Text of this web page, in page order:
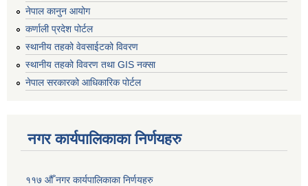
नेपाल कानुन आयोग
कर्णाली प्रदेश पोर्टल
स्थानीय तहको वेवसाईटको विवरण
स्थानीय तहको विवरण तथा GIS नक्सा
नेपाल सरकारको आधिकारिक पोर्टल
नगर कार्यपालिकाका निर्णयहरु
११७ औँ नगर कार्यपालिकाका निर्णयहरु